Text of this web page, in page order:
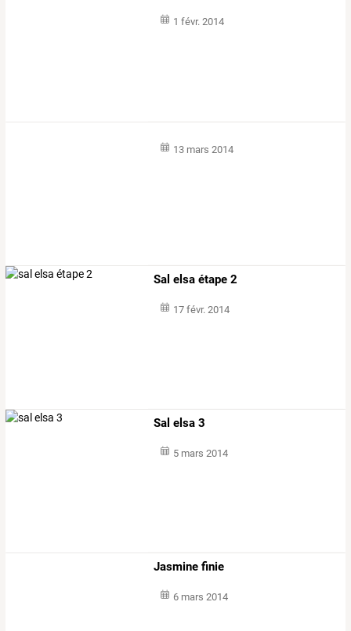
1 févr. 2014
13 mars 2014
Sal elsa étape 2
17 févr. 2014
Sal elsa 3
5 mars 2014
Jasmine finie
6 mars 2014